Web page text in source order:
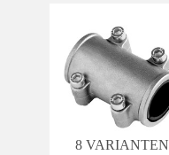
8 VARIANTEN